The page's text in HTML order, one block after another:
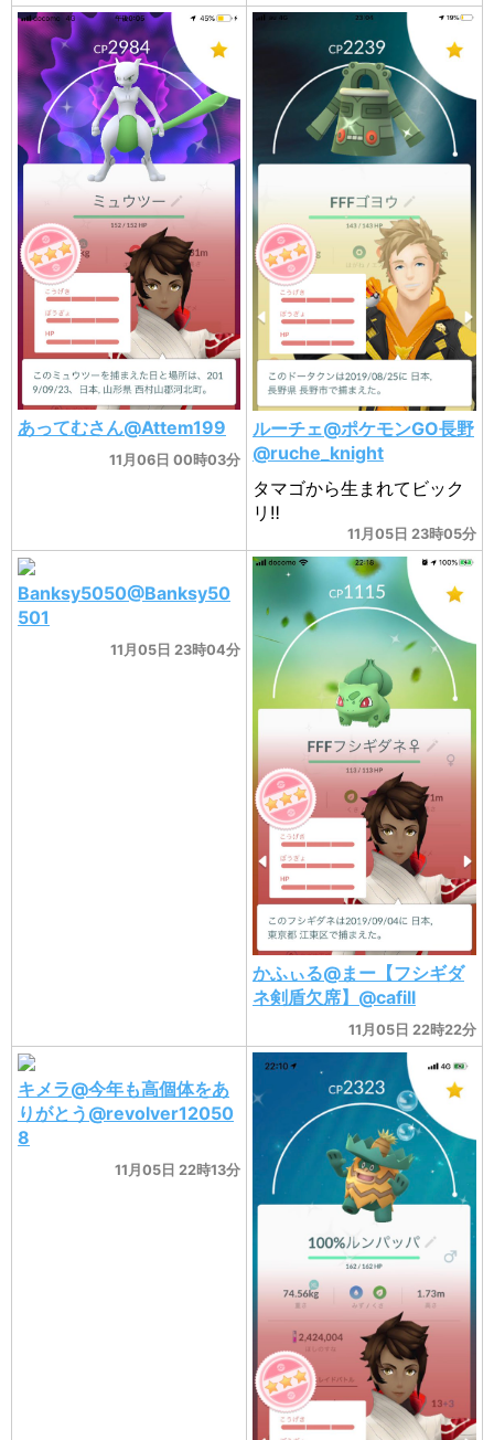
あってむさん@Attem199
11月06日 00時03分
ルーチェ@ポケモンGO長野
@ruche_knight
タマゴから生まれてビック
リ‼️
11月05日 23時05分
Banksy5050@Banksy50
501
11月05日 23時04分
かふぃる@まー【フシギダ
ネ剣盾欠席】@cafill
11月05日 22時22分
キメラ@今年も高個体をあ
りがとう@revolver12050
8
11月05日 22時13分